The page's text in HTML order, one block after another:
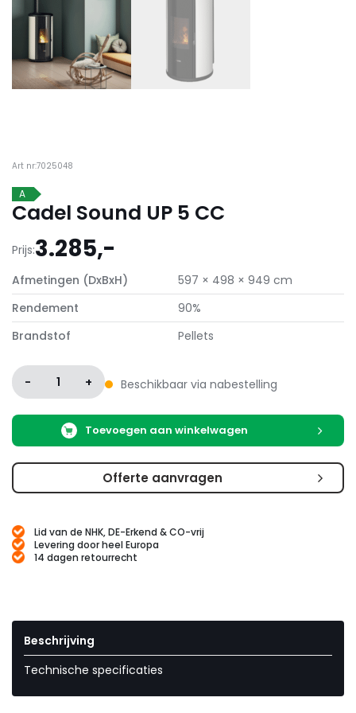
Art nr:7025048
A
Cadel Sound UP 5 CC
Prijs:3.285,-
Afmetingen (DxBxH)
597 × 498 × 949 cm
Rendement
90%
Brandstof
Pellets
- 1 + Beschikbaar via nabestelling
Toevoegen aan winkelwagen
Offerte aanvragen
Lid van de NHK, DE-Erkend & CO-vrij
Levering door heel Europa
14 dagen retourrecht
Beschrijving
Technische specificaties